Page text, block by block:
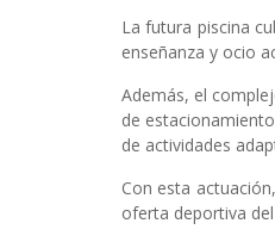
La futura piscina
enseñanza y ocio
Además, el
de
de actividades
Con esta
oferta deportiva